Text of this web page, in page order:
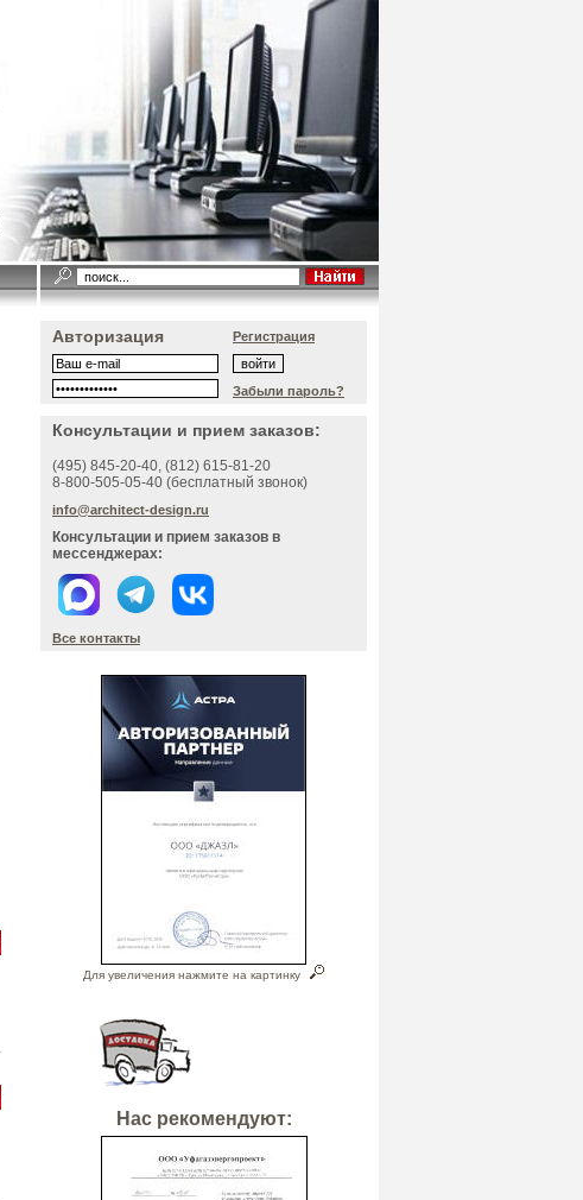
Авторизация Регистрация
Забыли пароль?
Консультации и прием заказов:
(495) 845-20-40, (812) 615-81-20
8-800-505-05-40 (бесплатный звонок)
info@architect-design.ru
Консультации и прием заказов в
мессенджерах:
Все контакты
Для увеличения нажмите на картинку
Нас рекомендуют: